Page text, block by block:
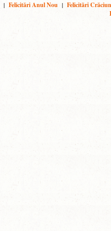
| Felicitări Anul Nou | Felicitări